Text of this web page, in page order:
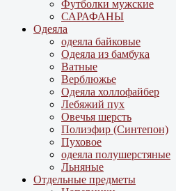
Футболки мужские
САРАФАНЫ
Одеяла
одеяла байковые
Одеяла из бамбука
Ватные
Верблюжье
Одеяла холлофайбер
Лебяжий пух
Овечья шерсть
Полиэфир (Синтепон)
Пуховое
одеяла полушерстяные
Льняные
Отдельные предметы